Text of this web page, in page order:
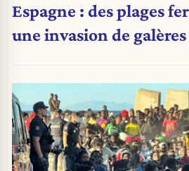
Espagne : des plages
une invasion de